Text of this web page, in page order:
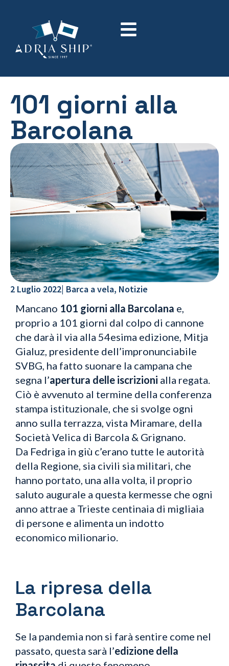
101 giorni alla
Barcolana
2 Luglio 2022| Barca a vela, Notizie
Mancano 101 giorni alla Barcolana e,
proprio a 101 giorni dal colpo di cannone
che darà il via alla 54esima edizione, Mitja
Gialuz, presidente dell’impronunciabile
SVBG, ha fatto suonare la campana che
segna l’apertura delle iscrizioni alla regata.
Ciò è avvenuto al termine della conferenza
stampa istituzionale, che si svolge ogni
anno sulla terrazza, vista Miramare, della
Società Velica di Barcola & Grignano.
Da Fedriga in giù c’erano tutte le autorità
della Regione, sia civili sia militari, che
hanno portato, una alla volta, il proprio
saluto augurale a questa kermesse che ogni
anno attrae a Trieste centinaia di migliaia
di persone e alimenta un indotto
economico milionario.
La ripresa della
Barcolana
Se la pandemia non si farà sentire come nel
passato, questa sarà l’edizione della